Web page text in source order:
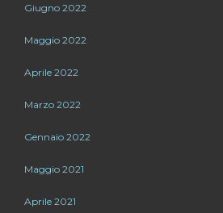
Giugno 2022
Maggio 2022
Aprile 2022
Marzo 2022
Gennaio 2022
Maggio 2021
Aprile 2021